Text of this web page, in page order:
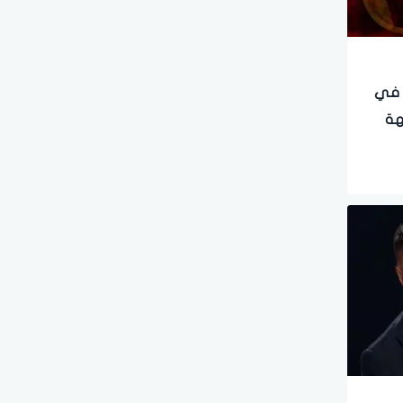
في